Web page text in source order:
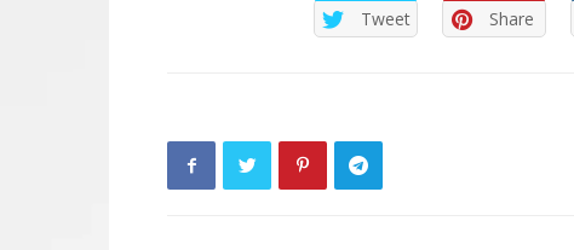
Tweet Share